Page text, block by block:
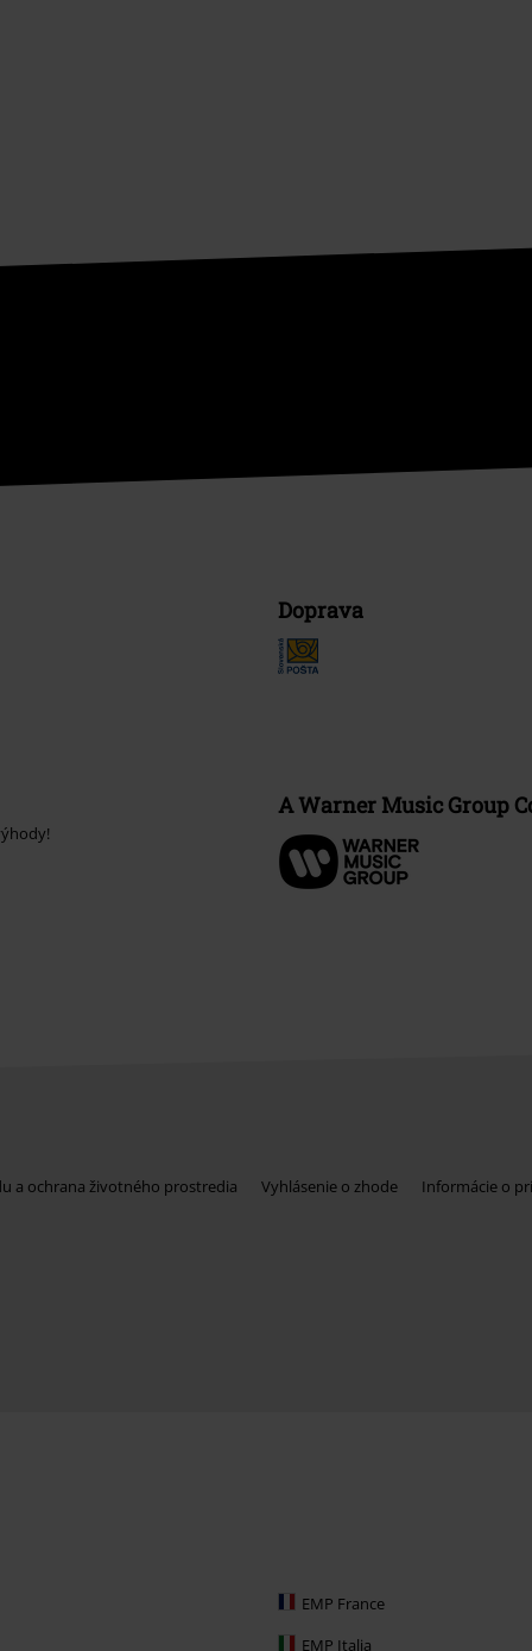
Doprava
A Warner Music Group
a ochrana životného prostredia Vyhlásenie o zhode Informácie o
EMP France
EMP Italia